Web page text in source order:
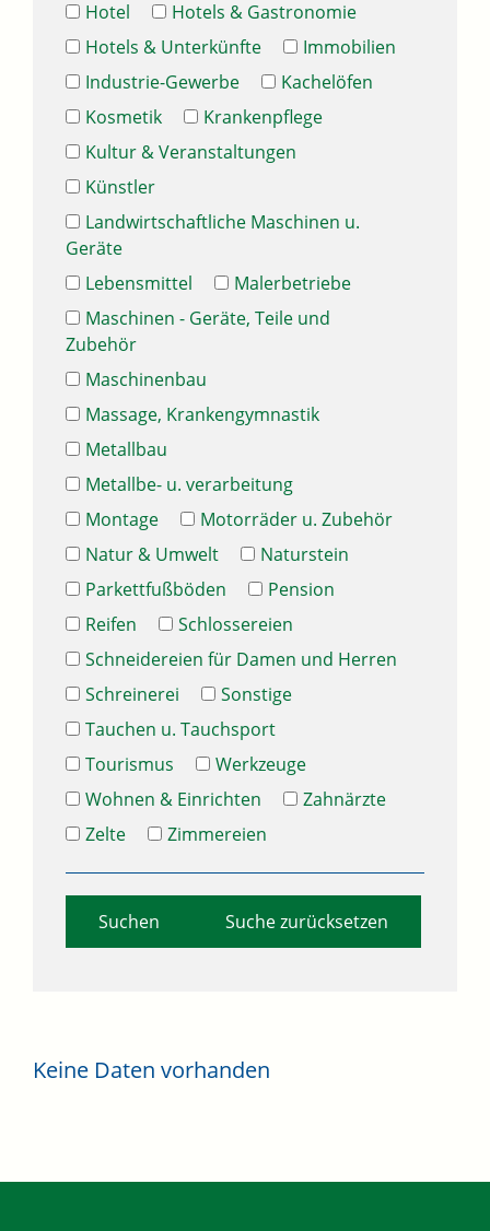
Hotel
Hotels & Gastronomie
Hotels & Unterkünfte
Immobilien
Industrie-Gewerbe
Kachelöfen
Kosmetik
Krankenpflege
Kultur & Veranstaltungen
Künstler
Landwirtschaftliche Maschinen u.
Geräte
Lebensmittel
Malerbetriebe
Maschinen - Geräte, Teile und
Zubehör
Maschinenbau
Massage, Krankengymnastik
Metallbau
Metallbe- u. verarbeitung
Montage
Motorräder u. Zubehör
Natur & Umwelt
Naturstein
Parkettfußböden
Pension
Reifen
Schlossereien
Schneidereien für Damen und Herren
Schreinerei
Sonstige
Tauchen u. Tauchsport
Tourismus
Werkzeuge
Wohnen & Einrichten
Zahnärzte
Zelte
Zimmereien
Suche zurücksetzen
Keine Daten vorhanden